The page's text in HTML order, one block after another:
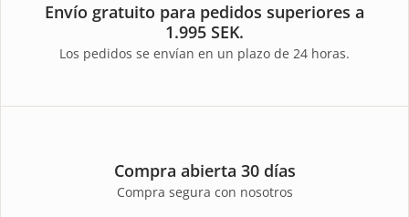
Envío gratuito para pedidos superiores a
1.995 SEK.
Los pedidos se envían en un plazo de 24 horas.
Compra abierta 30 días
Compra segura con nosotros